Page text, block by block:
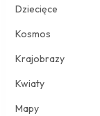
Dziecięce
Kosmos
Krajobrazy
Kwiaty
Mapy